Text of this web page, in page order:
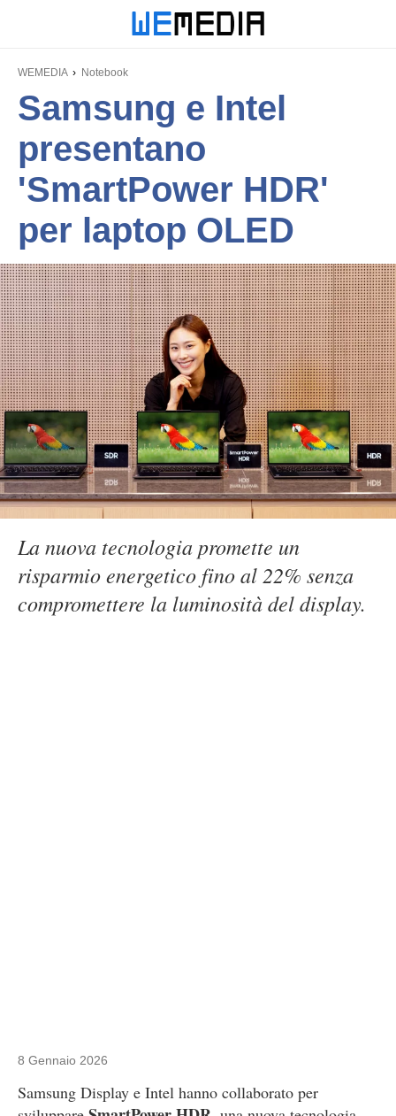
WEMEDIA Notebook
Samsung e Intel
presentano
'SmartPower HDR'
per laptop OLED
La nuova tecnologia promette un
risparmio energetico fino al 22% senza
compromettere la luminosità del display.
8 Gennaio 2026
Samsung Display e Intel hanno collaborato per